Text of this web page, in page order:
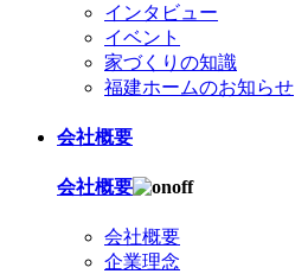
インタビュー
イベント
家づくりの知識
福建ホームのお知らせ
会社概要
会社概要
会社概要
企業理念